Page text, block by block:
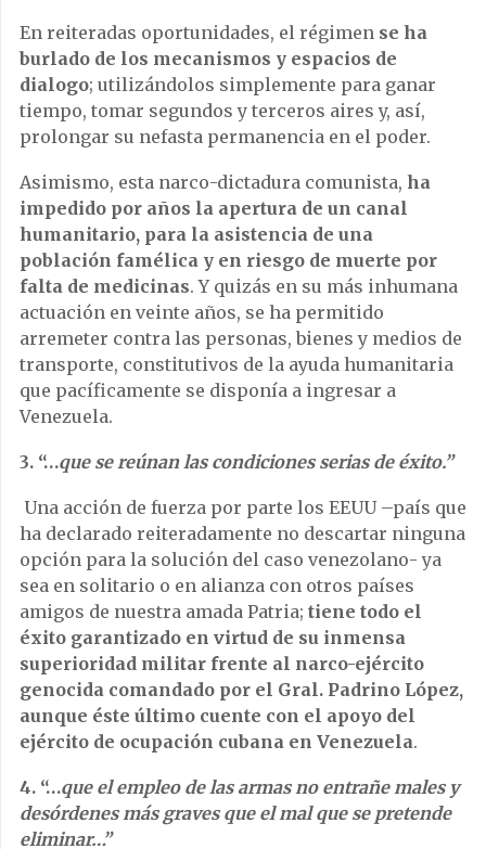
En reiteradas oportunidades, el régimen se ha
burlado de los mecanismos y espacios de
dialogo; utilizándolos simplemente para ganar
tiempo, tomar segundos y terceros aires y, así,
prolongar su nefasta permanencia en el poder.
Asimismo, esta narco-dictadura comunista, ha
impedido por años la apertura de un canal
humanitario, para la asistencia de una
población famélica y en riesgo de muerte por
falta de medicinas. Y quizás en su más inhumana
actuación en veinte años, se ha permitido
arremeter contra las personas, bienes y medios de
transporte, constitutivos de la ayuda humanitaria
que pacíficamente se disponía a ingresar a
Venezuela.
3. “…que se reúnan las condiciones serias de éxito.”
Una acción de fuerza por parte los EEUU –país que
ha declarado reiteradamente no descartar ninguna
opción para la solución del caso venezolano- ya
sea en solitario o en alianza con otros países
amigos de nuestra amada Patria; tiene todo el
éxito garantizado en virtud de su inmensa
superioridad militar frente al narco-ejército
genocida comandado por el Gral. Padrino López,
aunque éste último cuente con el apoyo del
ejército de ocupación cubana en Venezuela.
4. “…que el empleo de las armas no entrañe males y
desórdenes más graves que el mal que se pretende
eliminar…”